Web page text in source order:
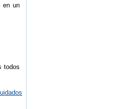
en un
todos